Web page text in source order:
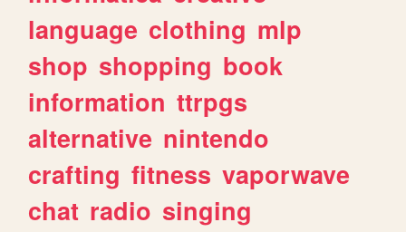
language clothing mlp
shop shopping book
information ttrpgs
alternative nintendo
crafting fitness vaporwave
chat radio singing